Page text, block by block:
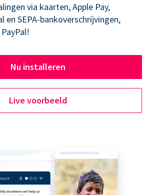
via kaarten, Apple Pay,
en SEPA-bankoverschrijvingen,
Nu installeren
Live voorbeeld